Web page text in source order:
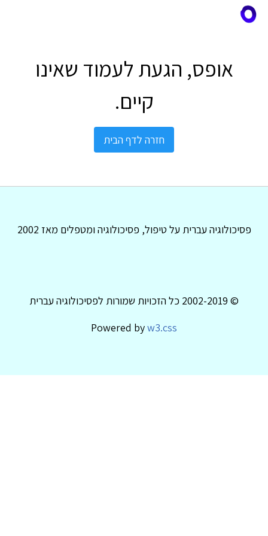
אופס, הגעת לעמוד שאינו
קיים.
חזרה לדף הבית
פסיכולוגיה עברית על טיפול, פסיכולוגיה ומטפלים מאז 2002
© 2002-2019 כל הזכויות שמורות לפסיכולוגיה עברית
Powered byw3.css